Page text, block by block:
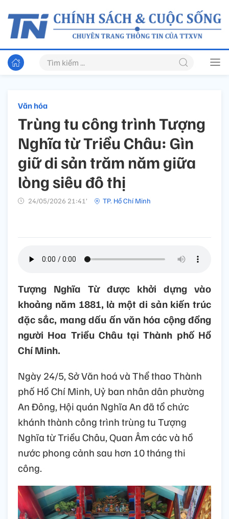
Văn hóa
Trùng tu công trình Tượng
Nghĩa từ Triều Châu: Gìn
giữ di sản trăm năm giữa
lòng siêu đô thị
24/05/2026 21:41’ TP. Hồ Chí Minh
Tượng Nghĩa Từ được khởi dựng vào
khoảng năm 1881, là một di sản kiến trúc
đặc sắc, mang dấu ấn văn hóa cộng đồng
người Hoa Triều Châu tại Thành phố Hồ
Chí Minh.
Ngày 24/5, Sở Văn hoá và Thể thao Thành
phố Hồ Chí Minh, Uỷ ban nhân dân phường
An Đông, Hội quán Nghĩa An đã tổ chức
khánh thành công trình trùng tu Tượng
Nghĩa từ Triều Châu, Quan Âm các và hồ
nước phong cảnh sau hơn 10 tháng thi
công.